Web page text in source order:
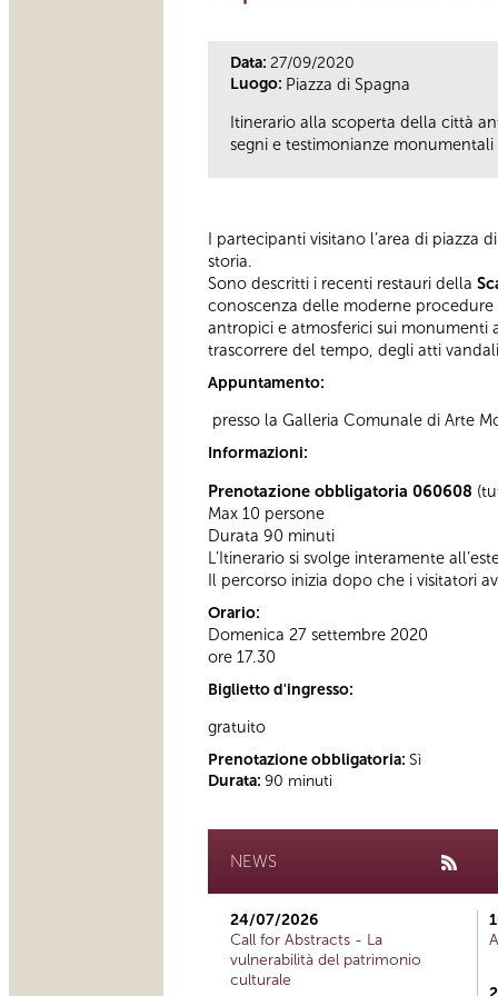
Data: 27/09/2020
Luogo: Piazza di Spagna
Itinerario alla scoperta della città
segni e testimonianze
I partecipanti visitano l’area di piazza
storia.
Sono descritti i recenti restauri della
conoscenza delle moderne
antropici e atmosferici sui monumenti
trascorrere del tempo, degli atti
Appuntamento:
presso la Galleria Comunale di Arte
Informazioni:
Prenotazione obbligatoria 060608
Max 10 persone
Durata 90 minuti
L’Itinerario si svolge interamente
Il percorso inizia dopo che i visitatori
Orario:
Domenica 27 settembre 2020
ore 17.30
Biglietto d'ingresso:
gratuito
Prenotazione obbligatoria: Sì
Durata: 90 minuti
NEWS
24/07/2026
Call for Abstracts - La
vulnerabilità del patrimonio
culturale